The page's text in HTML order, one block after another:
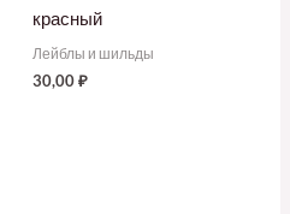
красный
Лейблы и шильды
30,00₽